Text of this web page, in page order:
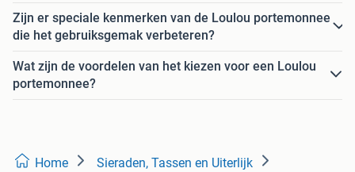
Zijn er speciale kenmerken van de Loulou portemonnee
die het gebruiksgemak verbeteren?
Wat zijn de voordelen van het kiezen voor een Loulou
portemonnee?
Home Sieraden, Tassen en Uiterlijk